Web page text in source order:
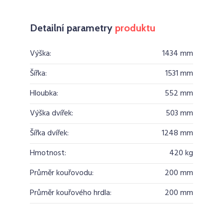
Detailní parametry produktu
Výška:
1434 mm
Šířka:
1531 mm
Hloubka:
552 mm
Výška dvířek:
503 mm
Šířka dvířek:
1248 mm
Hmotnost:
420 kg
Průměr kouřovodu:
200 mm
Průměr kouřového hrdla:
200 mm